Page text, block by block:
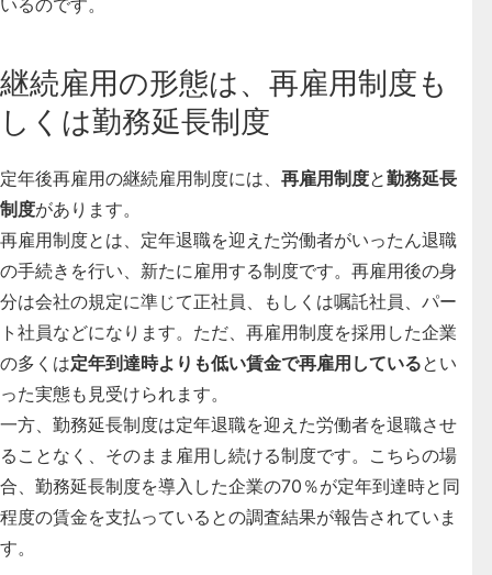
継続雇用の形態は、再雇用制度も
しくは勤務延長制度
定年後再雇用の継続雇用制度には、 再雇用制度と勤務延長
制度があります。
再雇用制度とは、定年退職を迎えた労働者がいったん退職
の手続きを行い、新たに雇用する制度です。再雇用後の身
分は会社の規定に準じて正社員、もしくは嘱託社員、パー
ト社員などになります。ただ、再雇用制度を採用した企業
の多くは定年到達時よりも低い賃金で再雇用しているとい
った実態も見受けられます。
一方、 勤務延長制度は定年退職を迎えた労働者を退職させ
ることなく、そのまま雇用し続ける制度です。こちらの場
合、勤務延長制度を導入した企業の70％が定年到達時と同
程度の賃金を支払っているとの調査結果が報告されていま
す。